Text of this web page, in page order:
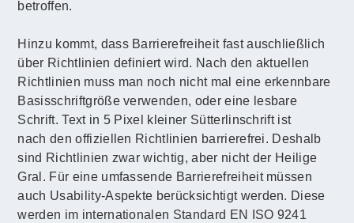
betroffen.
Hinzu kommt, dass Barrierefreiheit fast auschließlich
über Richtlinien definiert wird. Nach den aktuellen
Richtlinien muss man noch nicht mal eine erkennbare
Basisschriftgröße verwenden, oder eine lesbare
Schrift. Text in 5 Pixel kleiner Sütterlinschrift ist
nach den offiziellen Richtlinien barrierefrei. Deshalb
sind Richtlinien zwar wichtig, aber nicht der Heilige
Gral. Für eine umfassende Barrierefreiheit müssen
auch Usability-Aspekte berücksichtigt werden. Diese
werden im internationalen Standard EN ISO 9241